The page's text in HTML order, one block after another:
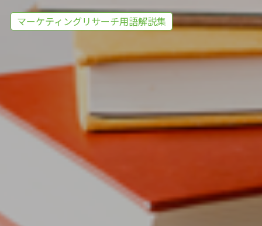
マーケティングリサーチ用語解説集